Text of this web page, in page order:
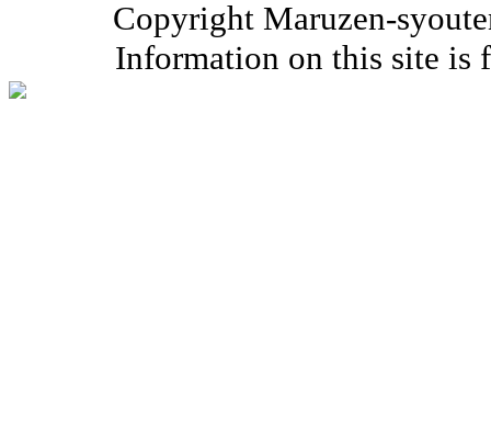
Copyright Maruzen-
Information on this site is